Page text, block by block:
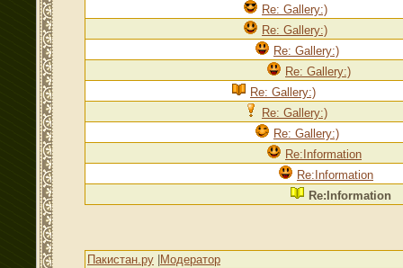
Re: Gallery:)
Re: Gallery:)
Re: Gallery:)
Re: Gallery:)
Re: Gallery:)
Re: Gallery:)
Re: Gallery:)
Re:Information
Re:Information
Re:Information
Пакистан.ру Модератор